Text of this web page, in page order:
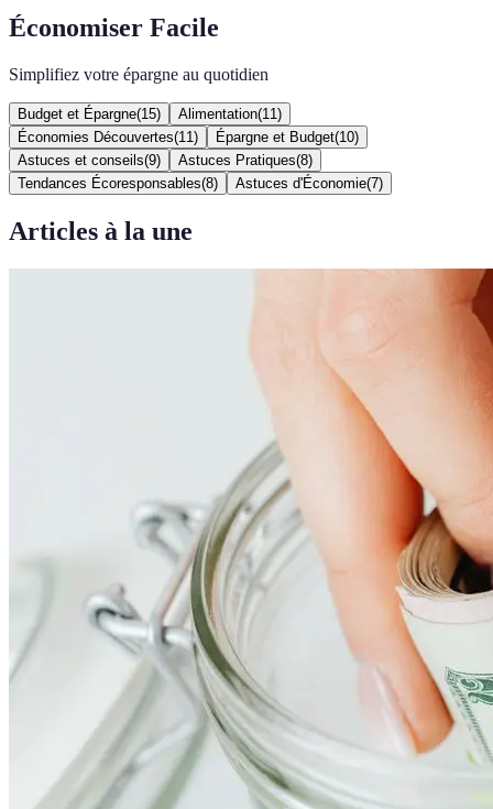
Économiser Facile
Simplifiez votre épargne au quotidien
Budget et Épargne(15) Alimentation(11 )
Économies Découvertes(11 ) Épargne et Budget(10)
Astuces et conseils(9) Astuces Pratiques(8)
Tendances Écoresponsables(8) Astuces d'Économie(7)
Articles à la une